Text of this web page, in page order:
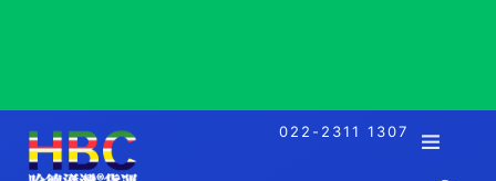
022-2311 1307